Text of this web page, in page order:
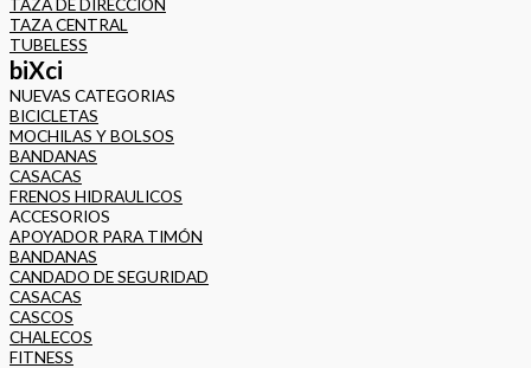
TAZA DE DIRECCIÓN
TAZA CENTRAL
TUBELESS
biXci
NUEVAS CATEGORIAS
BICICLETAS
MOCHILAS Y BOLSOS
BANDANAS
CASACAS
FRENOS HIDRAULICOS
ACCESORIOS
APOYADOR PARA TIMÓN
BANDANAS
CANDADO DE SEGURIDAD
CASACAS
CASCOS
CHALECOS
FITNESS